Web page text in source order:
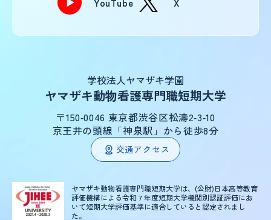
学校法人ヤマザキ学園
ヤマザキ動物看護専門職短期大学
〒150‑0046 東京都渋谷区松濤2‑3‑10
京王井の頭線「神泉駅」から徒歩8分
交通アクセス
ヤマザキ動物看護専門職短期大学は、(公財)日本高等教育
評価機構による令和７年度短期大学機関別認証評価にお
いて短期大学評価基準に適合していると認定されまし
た。